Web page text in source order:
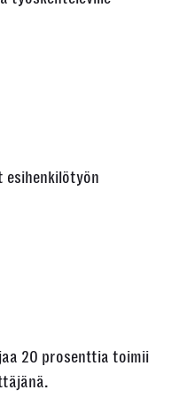
20 prosenttia toimii